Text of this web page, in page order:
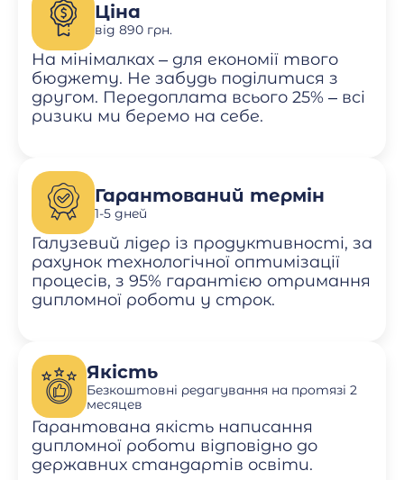
Ціна
від 890 грн.
На мінімалках – для економії твого
бюджету. Не забудь поділитися з
другом. Передоплата всього 25% – всі
ризики ми беремо на себе.
Гарантований термін
1-5 дней
Галузевий лідер із продуктивності, за
рахунок технологічної оптимізації
процесів, з 95% гарантією отримання
дипломної роботи у строк.
Якість
Безкоштовні редагування на протязі 2
месяцев
Гарантована якість написання
дипломної роботи відповідно до
державних стандартів освіти.